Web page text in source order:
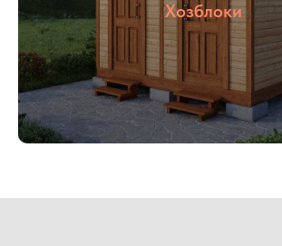
Хозблоки
Наше производство всегда открыто для
потенциальных клиентов и партнеров, Вы
можете всегда к нам приехать в гости,
убедиться в качестве материалов и взглянуть на
сам процесс изготовления.
Подробнее